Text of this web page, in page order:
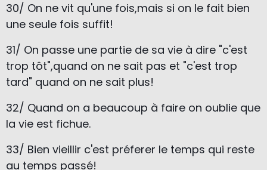
30/ On ne vit qu'une fois,mais si on le fait bien
une seule fois suffit!
31/ On passe une partie de sa vie à dire "c'est
trop tôt",quand on ne sait pas et "c'est trop
tard" quand on ne sait plus!
32/ Quand on a beaucoup à faire on oublie que
la vie est fichue.
33/ Bien vieillir c'est préferer le temps qui reste
au temps passé!